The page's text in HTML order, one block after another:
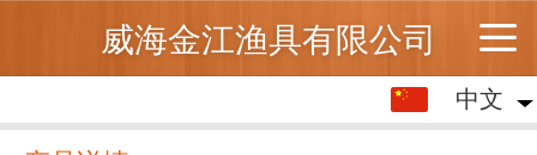
威海金江渔具有限公司
中文
中文